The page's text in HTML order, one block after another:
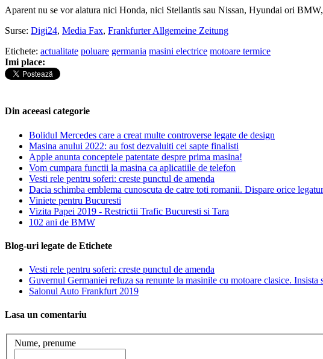
Aparent nu se vor alatura nici Honda, nici Stellantis sau Nissan, Hyundai ori
Surse: Digi24, Media Fax, Frankfurter Allgemeine Zeitung
Etichete: actualitate poluare germania masini electrice motoare termice
Imi place:
Din aceeasi categorie
Bolidul Mercedes care a creat multe controverse legate de design
Masina anului 2022: au fost dezvaluiti cei sapte finalisti
Apple anunta conceptele patentate despre prima masina!
Vom cumpara functii la masina ca aplicatiile de telefon
Vesti rele pentru soferi: creste punctul de amenda
Dacia schimba emblema cunoscuta de catre toti romanii. Dispare orice
Viniete pentru Bucuresti
Vizita Papei 2019 - Restrictii Trafic Bucuresti si Tara
102 ani de BMW
Blog-uri legate de Etichete
Vesti rele pentru soferi: creste punctul de amenda
Guvernul Germaniei refuza sa renunte la masinile cu motoare clasice.
Salonul Auto Frankfurt 2019
Lasa un comentariu
Nume, prenume